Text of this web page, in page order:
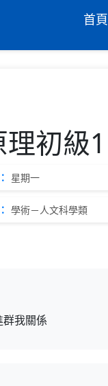
首頁
初級1
星期一
學術－人文科學類
我關係